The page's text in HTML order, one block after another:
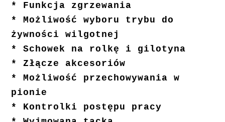
* Funkcja zgrzewania
* Możliwość wyboru trybu do
żywności wilgotnej
* Schowek na rolkę i gilotyna
* Złącze akcesoriów
* Możliwość przechowywania w
pionie
* Kontrolki postępu pracy